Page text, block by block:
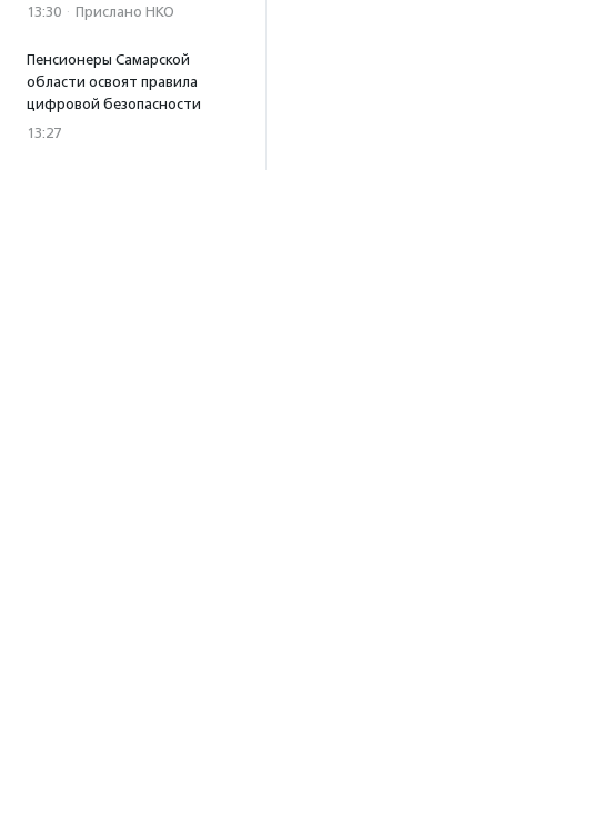
13:30 · Прислано НКО
Пенсионеры Самарской
области освоят правила
цифровой безопасности
13:27